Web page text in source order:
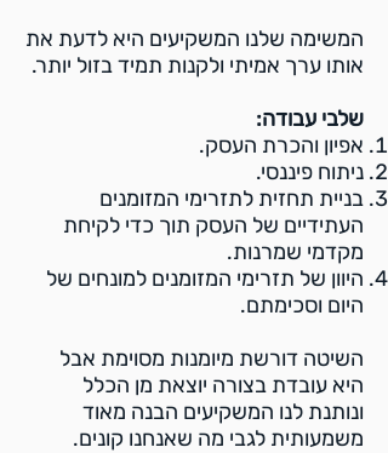
המשימה שלנו המשקיעים היא לדעת את
אותו ערך אמיתי ולקנות תמיד בזול יותר.
שלבי עבודה:
אפיון והכרת העסק.
ניתוח פיננסי.
בניית תחזית לתזרימי המזומנים
העתידיים של העסק תוך כדי לקיחת
מקדמי שמרנות.
היוון של תזרימי המזומנים למונחים של
היום וסכימתם.
השיטה דורשת מיומנות מסוימת אבל
היא עובדת בצורה יוצאת מן הכלל
ונותנת לנו המשקיעים הבנה מאוד
משמעותית לגבי מה שאנחנו קונים.